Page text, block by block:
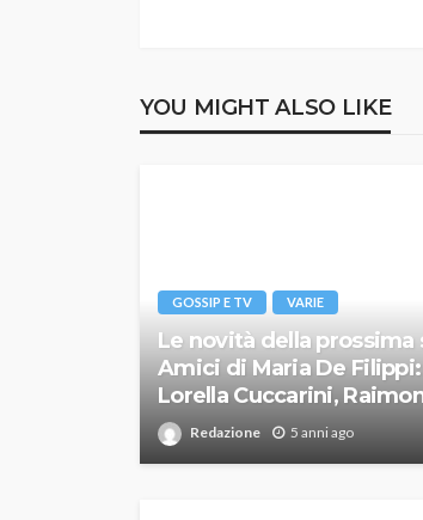
YOU MIGHT ALSO LIKE
GOSSIP E TV VARIE
Le novità della
Amici di Maria De
Lorella Cuccarini,
Redazione 5 anni ago